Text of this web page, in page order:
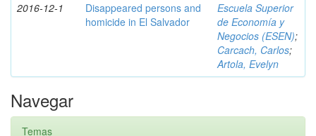
2016-12-1
Disappeared persons and
homicide in El Salvador
Escuela Superior
de Economía y
Negocios (ESEN);
Carcach, Carlos;
Artola, Evelyn
Navegar
Temas